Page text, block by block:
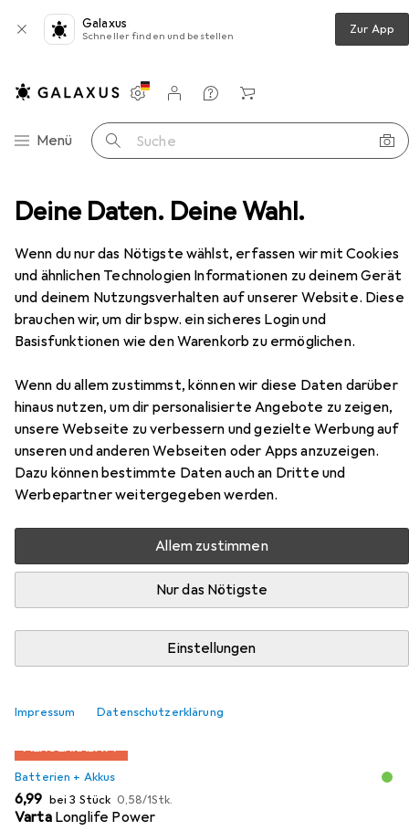
Deine Daten. Deine Wahl.
Wenn du nur das Nötigste wählst, erfassen wir mit Cookies
und ähnlichen Technologien Informationen zu deinem Gerät
und deinem Nutzungsverhalten auf unserer Website. Diese
brauchen wir, um dir bspw. ein sicheres Login und
Basisfunktionen wie den Warenkorb zu ermöglichen.
Wenn du allem zustimmst, können wir diese Daten darüber
hinaus nutzen, um dir personalisierte Angebote zu zeigen,
unsere Webseite zu verbessern und gezielte Werbung auf
unseren und anderen Webseiten oder Apps anzuzeigen.
Dazu können bestimmte Daten auch an Dritte und
Werbepartner weitergegeben werden.
Allem zustimmen
Nur das Nötigste
Einstellungen
Impressum Datenschutzerklärung
Galaxus
Schneller finden und bestellen Zur App
Navigation nach Kategorien
Menü Suche
Einstellungen
Kundenkonto
Vergleichslisten
Merklisten
Warenkorb
Discovery Levenhuk Wezzer PLUS LP60 Wetterstation
EUR
85,30
Discovery
Levenhuk Wezzer PLUS
LP60 Wetterstation
Wezzer PLUS LP60
Wetterstation
Hier findest du passendes Zubehör zum Produkt
Discovery Levenhuk Wezzer PLUS LP60 Wetterstation
Batterien + Akkus Steckdosenleiste
Relevanz
Produktliste
MENGENRABATT
Batterien + Akkus
EUR
6,99 bei 3 Stück EUR
0,58/1Stk.
Varta Longlife Power